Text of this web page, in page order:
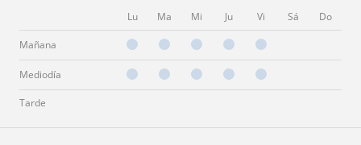
Lu Ma Mi Ju Vi Sá Do
Mañana
Mediodía
Tarde